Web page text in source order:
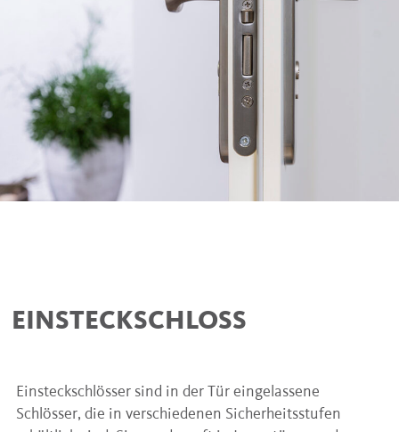
EINSTECKSCHLOSS
Einsteckschlösser sind in der Tür eingelassene
Schlösser, die in verschiedenen Sicherheitsstufen